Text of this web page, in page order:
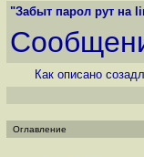
"Забыт парол рут на
Как описано
Оглавление